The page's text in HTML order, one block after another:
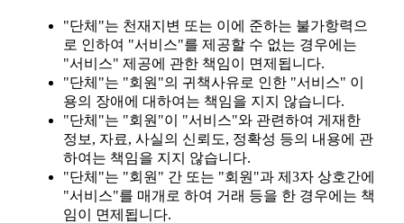
"단체"는 천재지변 또는 이에 준하는 불가항력으
로 인하여 "서비스"를 제공할 수 없는 경우에는
"서비스" 제공에 관한 책임이 면제됩니다.
"단체"는 "회원"의 귀책사유로 인한 "서비스" 이
용의 장애에 대하여는 책임을 지지 않습니다.
"단체"는 "회원"이 "서비스"와 관련하여 게재한
정보, 자료, 사실의 신뢰도, 정확성 등의 내용에 관
하여는 책임을 지지 않습니다.
"단체"는 "회원" 간 또는 "회원"과 제3자 상호간에
"서비스"를 매개로 하여 거래 등을 한 경우에는 책
임이 면제됩니다.